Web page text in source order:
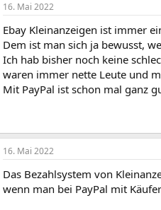
16. Mai 2022
Ebay Kleinanzeigen ist immer
Dem ist man sich ja bewusst,
Ich hab bisher noch keine
waren immer nette Leute und
Mit PayPal ist schon mal ganz
16. Mai 2022
Das Bezahlsystem von
wenn man bei PayPal mit